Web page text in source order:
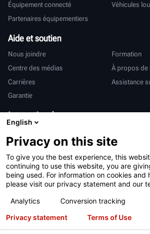
Équipement connecté
Véhicules
Partenaires équipementiers
Aide et soutien
Nous joindre
Formation
Centre des médias
À propos de
Carrières
Assistance
Garantie
International
亨特中国
Conditions d’utilisation
Déclaration
Proposition 65 de Californie
Système
English
Privacy on this site
To give you the best experience, this
continuing to use this website, you are
being used. For information on cookies and
please visit our privacy statement and our
Analytics
Conversion tracking
Privacy statement
Terms of Use